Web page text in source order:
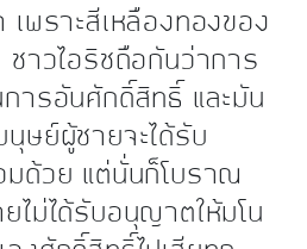
เพราะสีเหลืองทองของ
าวไอริชถือกันว่าการ
ารอันศักดิ์สิทธิ์ และมัน
ษย์ผู้ชายจะได้รับ
มด้วย แต่นั่นก็โบราณ
ไม่ได้รับอนุญาตให้มโน